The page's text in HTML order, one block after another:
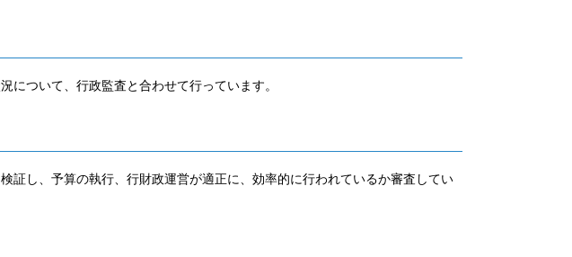
について、行政監査と合わせて行っています。
証し、予算の執行、行財政運営が適正に、効率的に行われているか審査してい